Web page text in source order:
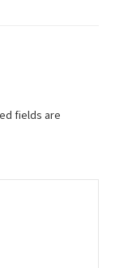
fields are